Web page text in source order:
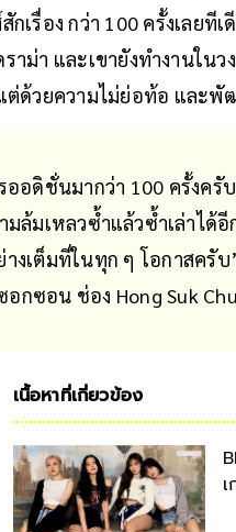
กเรื่อง กว่า 100 ครั้งเลย
าม่า และเขายังทำงานใน
ต่ด้วยความไม่ย่อท้อ และพั
ออดิชั่นมากว่า 100 ครั้งค
ล้มเหลวซ้ำแล้วซ้ำเล่าได้
งเต็มที่ในทุก ๆ โอกาสค
อกซอน ช่อง Hong Suk
เนื้อหาที่เกี่ยวข้อง